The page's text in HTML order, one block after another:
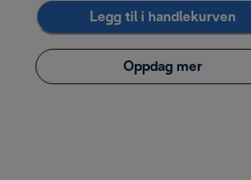
Legg til i handlekurven
Oppdag mer